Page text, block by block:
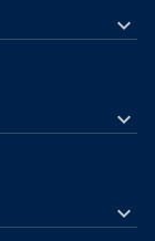
expand_more
expand_more
expand_more